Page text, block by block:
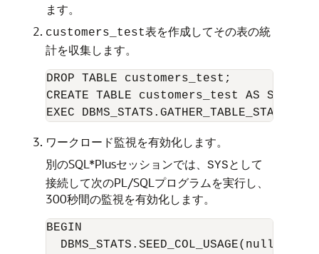
ます。
customers_test表を作成してその表の統
計を収集します。
DROP TABLE customers_test;
CREATE TABLE customers_test AS
ワークロード監視を有効化します。
別のSQL*Plusセッションでは、 SYSとして
接続して次のPL/SQLプログラムを実行し、
300秒間の監視を有効化します。
BEGIN